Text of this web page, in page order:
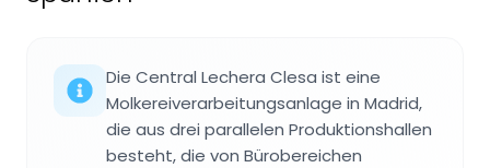
Die Central Lechera Clesa ist eine
Molkereiverarbeitungsanlage in Madrid,
die aus drei parallelen Produktionshallen
besteht, die von Bürobereichen